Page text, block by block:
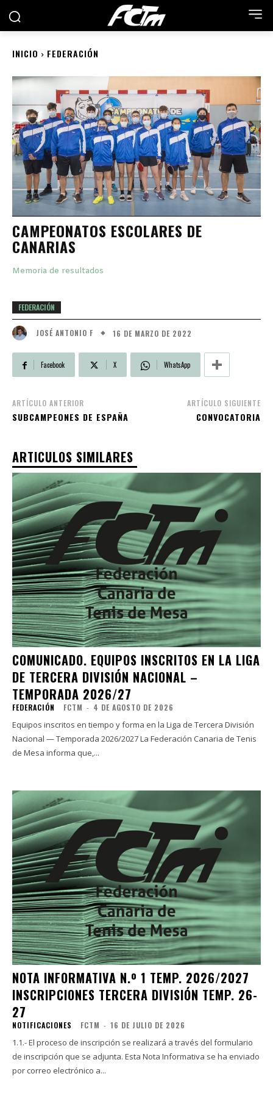
INICIO FEDERACIÓN
CAMPEONATOS ESCOLARES DE
CANARIAS
Memoria de resultados
FEDERACIÓN
JOSÉ ANTONIO F 16 DE MARZO DE 2022
Facebook X WhatsApp
ARTÍCULO ANTERIOR
SUBCAMPEONES DE ESPAÑA
ARTÍCULO SIGUIENTE
CONVOCATORIA
ARTICULOS SIMILARES
COMUNICADO. EQUIPOS INSCRITOS EN LA LIGA
DE TERCERA DIVISIÓN NACIONAL –
TEMPORADA 2026/27
FEDERACIÓN FCTM - 4 DE AGOSTO DE 2026
Equipos inscritos en tiempo y forma en la Liga de Tercera División
Nacional — Temporada 2026/2027 La Federación Canaria de Tenis
de Mesa informa que,...
NOTA INFORMATIVA N.º 1 TEMP. 2026/2027
INSCRIPCIONES TERCERA DIVISIÓN TEMP. 26-
27
NOTIFICACIONES FCTM - 16 DE JULIO DE 2026
1.1.- El proceso de inscripción se realizará a través del formulario
de inscripción que se adjunta. Esta Nota Informativa se ha enviado
por correo electrónico a...